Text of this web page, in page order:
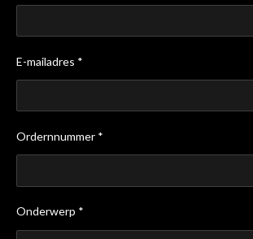
E-mailadres *
Ordernnummer *
Onderwerp *